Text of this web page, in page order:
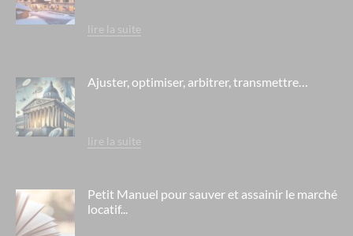
lire la suite
Ajuster, optimiser, arbitrer, transmettre…
lire la suite
Petit Manuel pour sauver et assainir le marché
locatif...